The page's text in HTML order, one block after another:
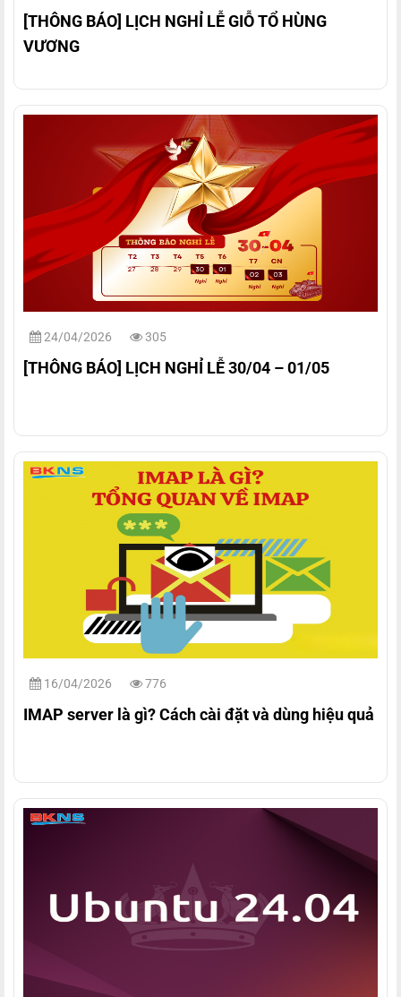
[THÔNG BÁO] LỊCH NGHỈ LỄ GIỖ TỔ HÙNG
VƯƠNG
24/04/2026 305
[THÔNG BÁO] LỊCH NGHỈ LỄ 30/04 – 01/05
16/04/2026 776
IMAP server là gì? Cách cài đặt và dùng hiệu quả